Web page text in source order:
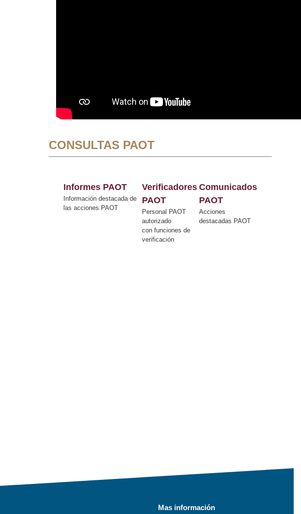
CONSULTAS PAOT
Informes PAOT
Información destacada de
las acciones PAOT
Verificadores
PAOT
Personal PAOT
autorizado
con funciones de
verificación
Comunicados
PAOT
Acciones
destacadas PAOT
Mas información